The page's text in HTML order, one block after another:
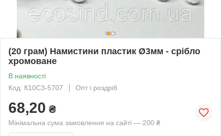
(20 грам) Намистини пластик Ø3мм - срібло
хромоване
В наявності
Код: К10С3-5707
Опт і роздріб
68,20 ₴
Мінімальна сума замовлення на сайті — 200 ₴